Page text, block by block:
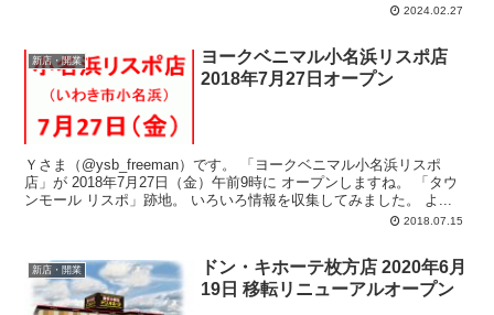
2024.02.27
新店・開業
ヨークベニマル小名浜リスポ店
2018年7月27日オープン
Ｙさま（@ysb_freeman）です。 「ヨークベニマル小名浜リスポ
店」が 2018年7月27日（金）午前9時に オープンしますね。 「タウ
ンモール リスポ」跡地。 いろいろ情報を収集してみました。 よ...
2018.07.15
新店・開業
ドン・キホーテ枚方店 2020年6月
19日 移転リニューアルオープン